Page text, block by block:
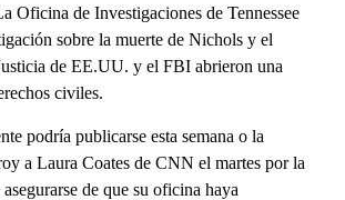
Oficina de Investigaciones de Tennessee
sobre la muerte de Nichols y el
de EE.UU. y el FBI abrieron una
civiles.
podría publicarse esta semana o la
a Laura Coates de CNN el martes por la
de que su oficina haya